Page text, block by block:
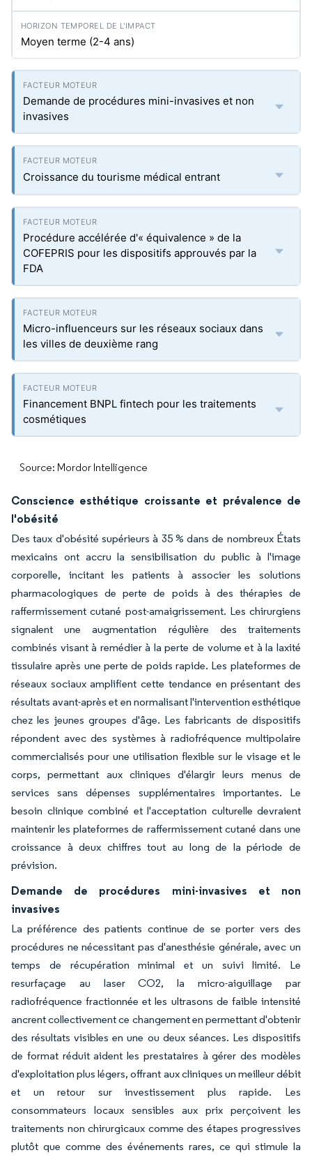
Moyen terme (2-4 ans)
Demande de procédures mini-invasives et non
invasives
Croissance du tourisme médical entrant
Procédure accélérée d'« équivalence » de la
COFEPRIS pour les dispositifs approuvés par la
FDA
Micro-influenceurs sur les réseaux sociaux dans
les villes de deuxième rang
Financement BNPL fintech pour les traitements
cosmétiques
Source: Mordor Intelligence
Conscience esthétique croissante et prévalence de
l'obésité
Des taux d'obésité supérieurs à 35 % dans de nombreux États
mexicains ont accru la sensibilisation du public à l'image
corporelle, incitant les patients à associer les solutions
pharmacologiques de perte de poids à des thérapies de
raffermissement cutané post-amaigrissement. Les chirurgiens
signalent une augmentation régulière des traitements
combinés visant à remédier à la perte de volume et à la laxité
tissulaire après une perte de poids rapide. Les plateformes de
réseaux sociaux amplifient cette tendance en présentant des
résultats avant-après et en normalisant l'intervention esthétique
chez les jeunes groupes d'âge. Les fabricants de dispositifs
répondent avec des systèmes à radiofréquence multipolaire
commercialisés pour une utilisation flexible sur le visage et le
corps, permettant aux cliniques d'élargir leurs menus de
services sans dépenses supplémentaires importantes. Le
besoin clinique combiné et l'acceptation culturelle devraient
maintenir les plateformes de raffermissement cutané dans une
croissance à deux chiffres tout au long de la période de
prévision.
Demande de procédures mini-invasives et non
invasives
La préférence des patients continue de se porter vers des
procédures ne nécessitant pas d'anesthésie générale, avec un
temps de récupération minimal et un suivi limité. Le
resurfaçage au laser CO2, la micro-aiguillage par
radiofréquence fractionnée et les ultrasons de faible intensité
ancrent collectivement ce changement en permettant d'obtenir
des résultats visibles en une ou deux séances. Les dispositifs
de format réduit aident les prestataires à gérer des modèles
d'exploitation plus légers, offrant aux cliniques un meilleur débit
et un retour sur investissement plus rapide. Les
consommateurs locaux sensibles aux prix perçoivent les
traitements non chirurgicaux comme des étapes progressives
plutôt que comme des événements rares, ce qui stimule la